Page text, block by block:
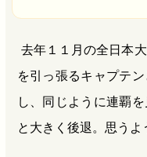
去年１１月の全日本
を引っ張るキャプテ
し、同じように連覇
と大きく後退。思うよ